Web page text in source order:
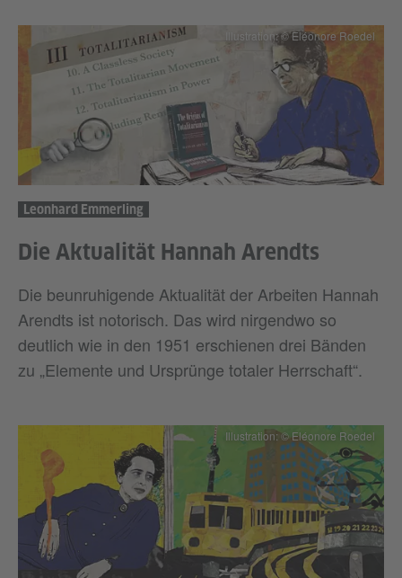
Leonhard Emmerling
Die Aktualität Hannah Arendts
Die beunruhigende Aktualität der Arbeiten Hannah
Arendts ist notorisch. Das wird nirgendwo so
deutlich wie in den 1951 erschienen drei Bänden
zu „Elemente und Ursprünge totaler Herrschaft“.
Illustration: © Eléonore Roedel
Illustration: © Eléonore Roedel